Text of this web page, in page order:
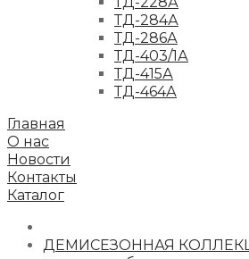
ТД-284А
ТД-286А
ТД-403/1А
ТД-415А
ТД-464А
Главная
О нас
Новости
Контакты
Каталог
ДЕМИСЕЗОННАЯ